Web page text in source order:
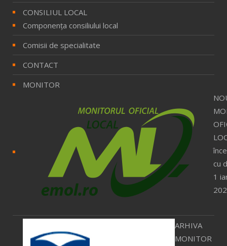
CONSILIUL LOCAL
Componenţa consiliului local
Comisii de specialitate
CONTACT
MONITOR
cu
1
ARHIVA
MONITOR